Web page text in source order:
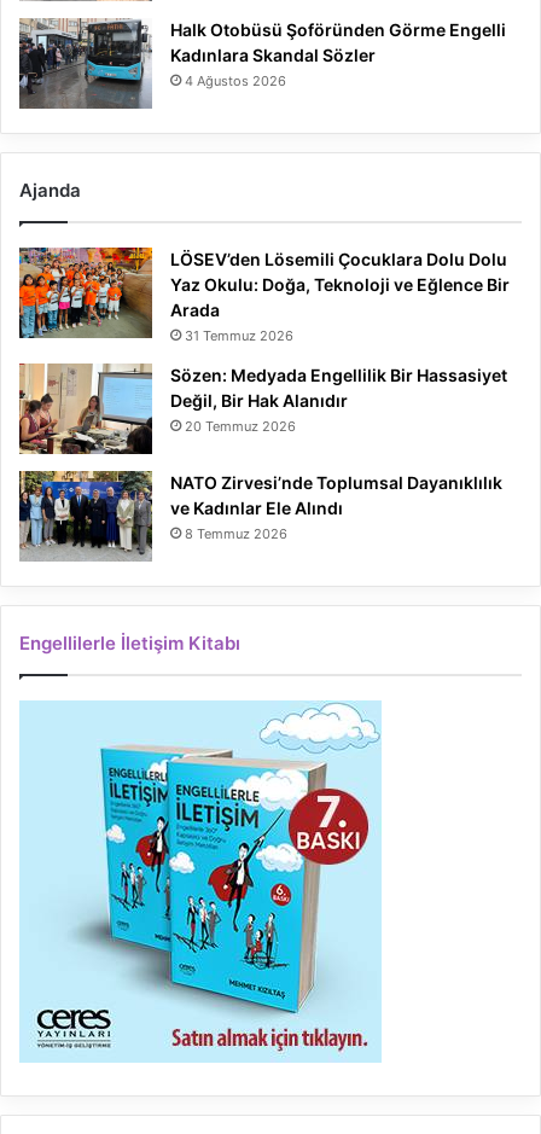
Halk Otobüsü Şoföründen Görme Engelli
Kadınlara Skandal Sözler
4 Ağustos 2026
Ajanda
LÖSEV’den Lösemili Çocuklara Dolu Dolu
Yaz Okulu: Doğa, Teknoloji ve Eğlence Bir
Arada
31 Temmuz 2026
Sözen: Medyada Engellilik Bir Hassasiyet
Değil, Bir Hak Alanıdır
20 Temmuz 2026
NATO Zirvesi’nde Toplumsal Dayanıklılık
ve Kadınlar Ele Alındı
8 Temmuz 2026
Engellilerle İletişim Kitabı